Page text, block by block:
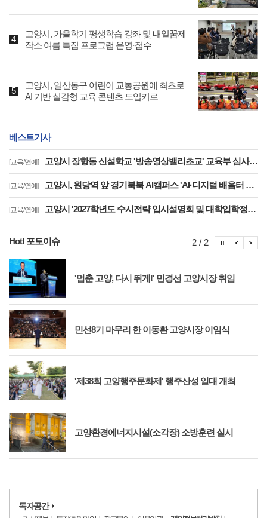
고양시, 가을학기 평생학습 강좌 및 내일꿈제
작소 여름 특집 프로그램 운영·접수
고양시, 일산동구 어린이 교통공원에 최초로
AI 기반 실감형 교육 콘텐츠 도입키로
베스트기사
[교육/연예] 고양시 장항동 신설학교 '방송영상밸리초교' 교육부 심사 통과··2030년 개교
[교육/연예] 고양시, 원당역 앞 경기북북 AI캠퍼스 'AI·디지털 배움터 체험존' 12월까지 운영
[교육/연예] 고양시 '2027학년도 수시전략 입시설명회 및 대학입학정보박람회' 8일 개최
Hot! 포토이슈
'멈춘 고양, 다시 뛰게!' 민경선 고양시장 취임
민선8기 마무리 한 이동환 고양시장 이임식
'제38회 고양행주문화제' 행주산성 일대 개최
고양환경에너지시설(소각장) 소방훈련 실시
2 / 2 포
포토이
독자공간